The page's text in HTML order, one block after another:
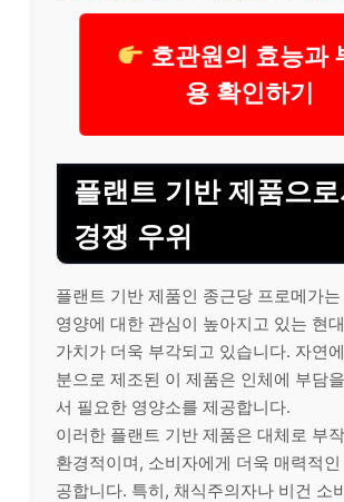
호관원의 효능과
용 확인하기
플랜트 기반 제품으로
경쟁 우위
플랜트 기반 제품인 종근당 프로메가
영양에 대한 관심이 높아지고 있는 현
가치가 더욱 부각되고 있습니다. 자연
분으로 제조된 이 제품은 인체에 부담
서 필요한 영양소를 제공합니다.
이러한 플랜트 기반 제품은 대체로 부
환경적이며, 소비자에게 더욱 매력적
공합니다. 특히, 채식주의자나 비건 소